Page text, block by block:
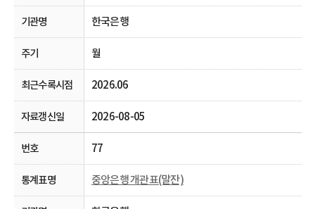
한국은행
월
2026.06
2026-08-05
77
중앙은행 개관표(말잔)